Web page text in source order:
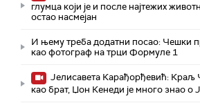
глумца који је и после најтежих
остао насмејан
И њему треба додатни посао: Чешки
као фотограф на трци Формуле 1
Јелисавета Карађорђевић: Краљ
као брат, Џон Кенеди је много знао о